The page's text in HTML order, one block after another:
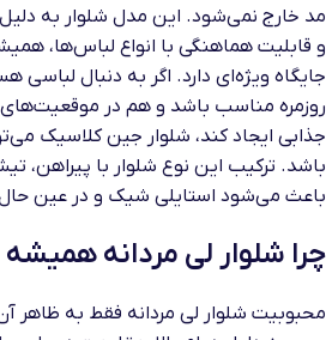
مد خارج نمی‌شود. این مدل شلوار به دلیل
و قابلیت هماهنگی با انواع لباس‌ها،
جایگاه ویژه‌ای دارد. اگر به دنبال لباسی
روزمره مناسب باشد و هم در
جذابی ایجاد کند، شلوار جین کلاسیک
باشد. ترکیب این نوع شلوار با پیراهن،
باعث می‌شود استایلی شیک و در عین
چرا شلوار لی مردانه
محبوبیت شلوار لی مردانه فقط به ظاهر